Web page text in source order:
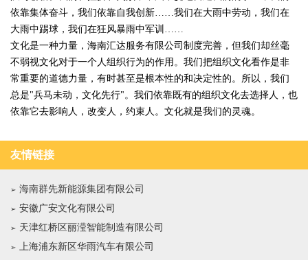
依靠集体奋斗，我们依靠自我创新……我们在大雨中劳动，我们在
大雨中踢球，我们在狂风暴雨中军训……
文化是一种力量，海南汇达服务有限公司制度完善，但我们却丝毫
不弱视文化对于一个人组织行为的作用。我们把组织文化看作是非
常重要的道德力量，有时甚至是根本性的和决定性的。所以，我们
总是"兵马未动，文化先行"。我们依靠既有的组织文化去选择人，也
依靠它去影响人，改变人，约束人。文化就是我们的灵魂。
友情链接
海南群先新能源集团有限公司
安徽广安文化有限公司
天津红桥区丽滢智能制造有限公司
上海浦东新区华雨汽车有限公司